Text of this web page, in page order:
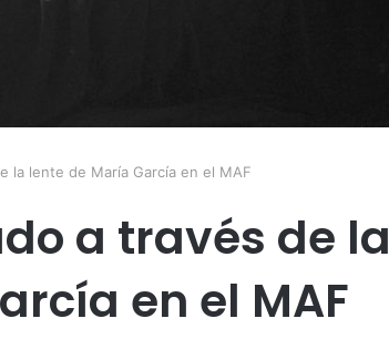
la lente de María García en el MAF
a través de la
en el MAF